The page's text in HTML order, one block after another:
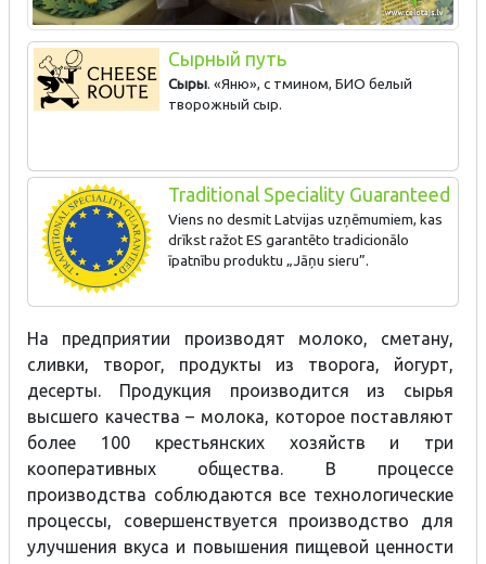
Сырный путь
Сыры. «Яню», с тмином, БИО белый
творожный сыр.
Traditional Speciality Guaranteed
Viens no desmit Latvijas uzņēmumiem, kas
drīkst ražot ES garantēto tradicionālo
īpatnību produktu „Jāņu sieru”.
На предприятии производят молоко, сметану,
сливки, творог, продукты из творога, йогурт,
десерты. Продукция производится из сырья
высшего качества – молока, которое поставляют
более 100 крестьянских хозяйств и три
кооперативных общества. В процессе
производства соблюдаются все технологические
процессы, совершенствуется производство для
улучшения вкуса и повышения пищевой ценности